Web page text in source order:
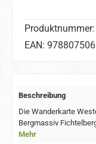
Produktnummer:
EAN:
Beschreibung
Die Wanderkarte
Bergmassiv
Mehr